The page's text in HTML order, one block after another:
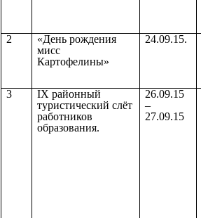
2
«День рождения
мисс
Картофелины»
24.09.15.
3
IX районный
туристический слёт
работников
образования.
26.09.15
–
27.09.15